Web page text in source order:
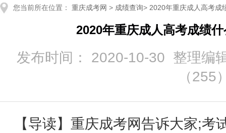
您当前所在位置： 重庆成考网 > 成绩查询> 2020年重庆成人高考成
2020年重庆成人高考成绩
发布时间： 2020-10-30 整理编
（255
【导读】重庆成考网告诉大家;考